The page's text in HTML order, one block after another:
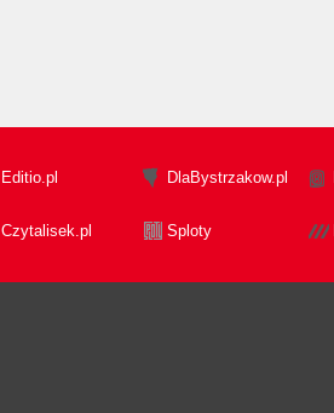
Editio.pl DlaBystrzakow.pl
Czytalisek.pl Sploty